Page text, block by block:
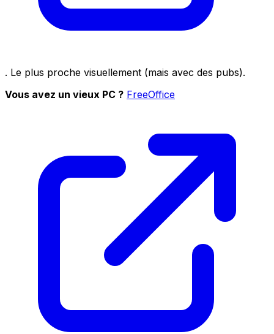
. Le plus proche visuellement (mais avec des pubs).
Vous avez un vieux PC ? FreeOffice